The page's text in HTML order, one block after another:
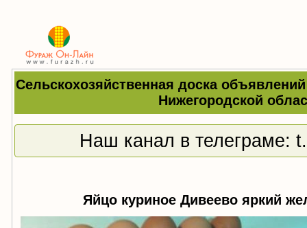
Сельскохозяйственная доска
Нижегородской
Наш канал в телеграме:
Яйцо куриное Дивеево яркий